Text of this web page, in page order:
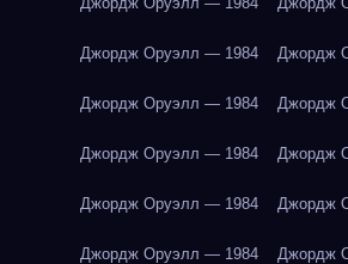
Джордж Оруэлл — 1984 Джордж
Джордж Оруэлл — 1984 Джордж
Джордж Оруэлл — 1984 Джордж
Джордж Оруэлл — 1984 Джордж
Джордж Оруэлл — 1984 Джордж